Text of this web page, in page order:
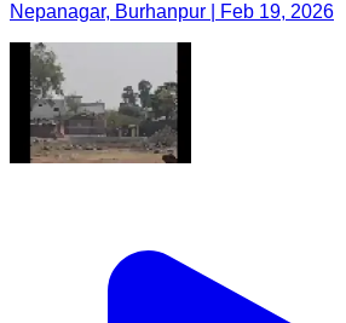
Nepanagar, Burhanpur | Feb 19, 2026